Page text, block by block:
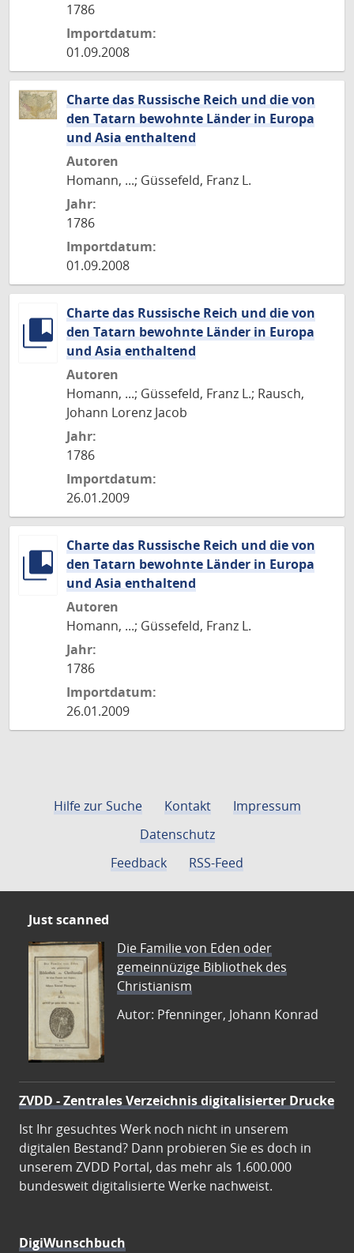
1786
Importdatum:
01.09.2008
Charte das Russische Reich und die von
den Tatarn bewohnte Länder in Europa
und Asia enthaltend
Autoren
Homann, ...; Güssefeld, Franz L.
Jahr:
1786
Importdatum:
01.09.2008
Charte das Russische Reich und die von
den Tatarn bewohnte Länder in Europa
und Asia enthaltend
Autoren
Homann, ...; Güssefeld, Franz L.; Rausch,
Johann Lorenz Jacob
Jahr:
1786
Importdatum:
26.01.2009
Charte das Russische Reich und die von
den Tatarn bewohnte Länder in Europa
und Asia enthaltend
Autoren
Homann, ...; Güssefeld, Franz L.
Jahr:
1786
Importdatum:
26.01.2009
Hilfe zur Suche Kontakt
Impressum
Datenschutz
Feedback
RSS-Feed
Just scanned
Die Familie von Eden oder
gemeinnüzige Bibliothek des
Christianism
Autor: Pfenninger, Johann Konrad
ZVDD - Zentrales Verzeichnis digitalisierter Drucke
Ist Ihr gesuchtes Werk noch nicht in unserem
digitalen Bestand? Dann probieren Sie es doch in
unserem ZVDD Portal, das mehr als 1.600.000
bundesweit digitalisierte Werke nachweist.
DigiWunschbuch